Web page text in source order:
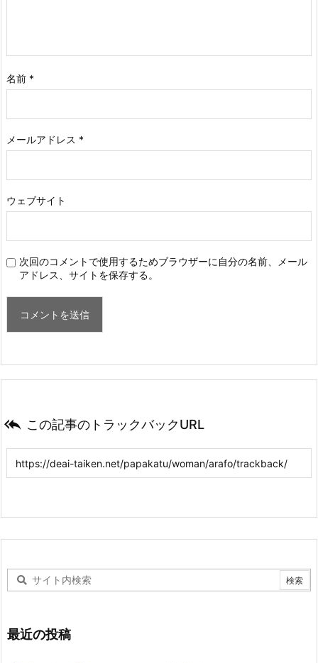
名前 *
メールアドレス *
ウェブサイト
次回のコメントで使用するためブラウザーに自分の名前、メール
アドレス、サイトを保存する。
 この記事のトラックバックURL
最近の投稿